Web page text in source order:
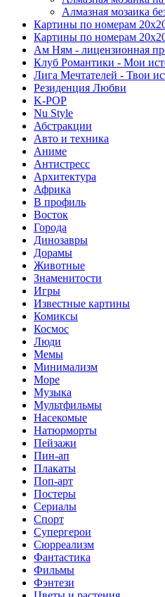
Алмазная мозаика
Картины по номерам
Картины по номерам
Ам Ням - лицензионная
Клуб Романтики - Мои
Лига Мечтателей - Твои
Резиденция Любви
K-POP
Nu Style
Абстракции
Авто и техника
Аниме
Антистресс
Архитектура
Африка
В профиль
Восток
Города
Динозавры
Дорамы
Животные
Знаменитости
Игры
Известные картины
Комиксы
Космос
Люди
Мемы
Минимализм
Море
Музыка
Мультфильмы
Насекомые
Натюрморты
Пейзажи
Пин-ап
Плакаты
Поп-арт
Постеры
Сериалы
Спорт
Супергерои
Сюрреализм
Фантастика
Фильмы
Фэнтези